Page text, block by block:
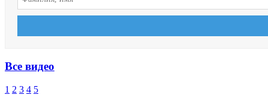
Все видео
1 2 3 4 5